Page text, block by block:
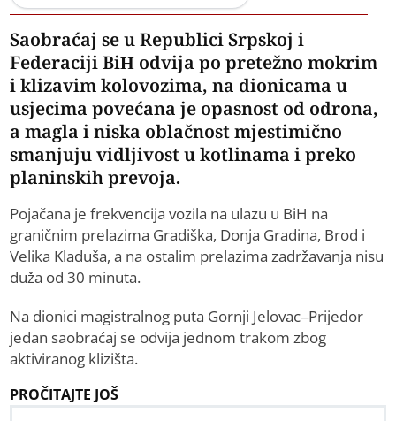
Saobraćaj se u Republici Srpskoj i
Federaciji BiH odvija po pretežno mokrim
i klizavim kolovozima, na dionicama u
usjecima povećana je opasnost od odrona,
a magla i niska oblačnost mjestimično
smanjuju vidljivost u kotlinama i preko
planinskih prevoja.
Pojačana je frekvencija vozila na ulazu u BiH na
graničnim prelazima Gradiška, Donja Gradina, Brod i
Velika Kladuša, a na ostalim prelazima zadržavanja nisu
duža od 30 minuta.
Na dionici magistralnog puta Gornji Jelovac–Prijedor
jedan saobraćaj se odvija jednom trakom zbog
aktiviranog klizišta.
PROČITAJTE JOŠ